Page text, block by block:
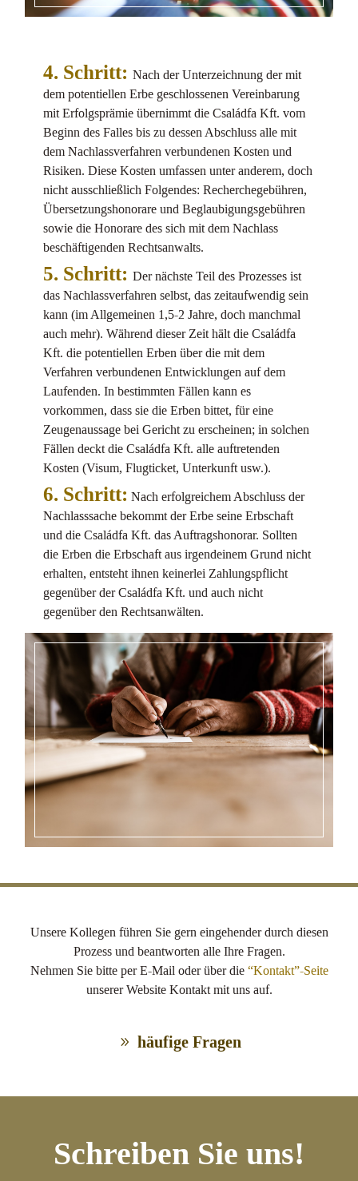
4. Schritt: Nach der Unterzeichnung der mit
dem potentiellen Erbe geschlossenen Vereinbarung
mit Erfolgsprämie übernimmt die Családfa Kft. vom
Beginn des Falles bis zu dessen Abschluss alle mit
dem Nachlassverfahren verbundenen Kosten und
Risiken. Diese Kosten umfassen unter anderem, doch
nicht ausschließlich Folgendes: Recherchegebühren,
Übersetzungshonorare und Beglaubigungsgebühren
sowie die Honorare des sich mit dem Nachlass
beschäftigenden Rechtsanwalts.
5. Schritt: Der nächste Teil des Prozesses ist
das Nachlassverfahren selbst, das zeitaufwendig sein
kann (im Allgemeinen 1,5-2 Jahre, doch manchmal
auch mehr). Während dieser Zeit hält die Családfa
Kft. die potentiellen Erben über die mit dem
Verfahren verbundenen Entwicklungen auf dem
Laufenden. In bestimmten Fällen kann es
vorkommen, dass sie die Erben bittet, für eine
Zeugenaussage bei Gericht zu erscheinen; in solchen
Fällen deckt die Családfa Kft. alle auftretenden
Kosten (Visum, Flugticket, Unterkunft usw.).
6. Schritt: Nach erfolgreichem Abschluss der
Nachlasssache bekommt der Erbe seine Erbschaft
und die Családfa Kft. das Auftragshonorar. Sollten
die Erben die Erbschaft aus irgendeinem Grund nicht
erhalten, entsteht ihnen keinerlei Zahlungspflicht
gegenüber der Családfa Kft. und auch nicht
gegenüber den Rechtsanwälten.
Unsere Kollegen führen Sie gern eingehender durch diesen
Prozess und beantworten alle Ihre Fragen.
Nehmen Sie bitte per E-Mail oder über die “Kontakt”-Seite
unserer Website Kontakt mit uns auf.
häufige Fragen
Schreiben Sie uns!